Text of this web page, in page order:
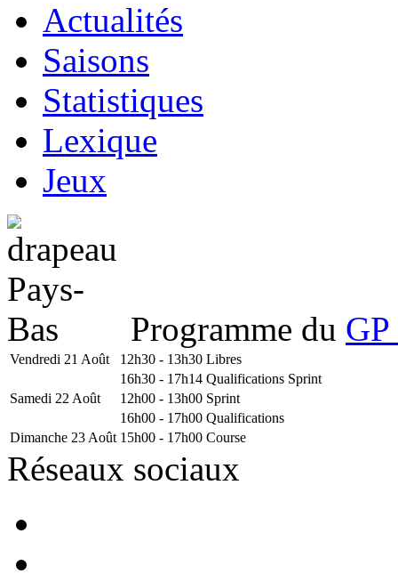
Actualités
Saisons
Statistiques
Lexique
Jeux
Programme du
Vendredi 21 Août 12h30 - 13h30 Libres
16h30 - 17h14 Qualifications Sprint
Samedi 22 Août
12h00 - 13h00 Sprint
16h00 - 17h00 Qualifications
Dimanche 23 Août 15h00 - 17h00 Course
Réseaux sociaux